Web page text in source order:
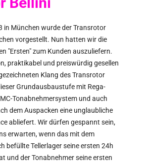
in München wurde der Transrotor
vorgestellt. Nun hatten wir die
"Ersten" zum Kunden auszuliefern.
praktikabel und preiswürdig gesellen
Klang des Transrotor
Grundausbaustufe mit Rega-
Tonabnehmersystem und auch
dem Auspacken eine unglaubliche
abliefert. Wir dürfen gespannt sein,
erwarten, wenn das mit dem
befüllte Tellerlager seine ersten 24h
und der Tonabnehmer seine ersten